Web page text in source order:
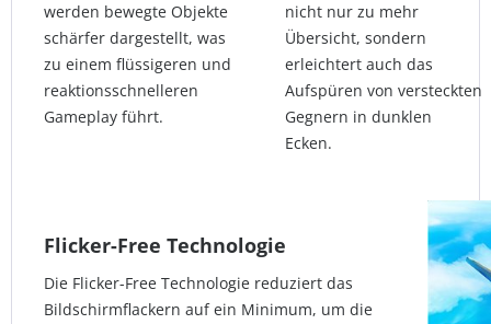
werden bewegte Objekte
schärfer dargestellt, was
zu einem flüssigeren und
reaktionsschnelleren
Gameplay führt.
nicht nur zu mehr
Übersicht, sondern
erleichtert auch das
Aufspüren von versteckten
Gegnern in dunklen
Ecken.
Flicker-Free Technologie
Die Flicker-Free Technologie reduziert das
Bildschirmflackern auf ein Minimum, um die